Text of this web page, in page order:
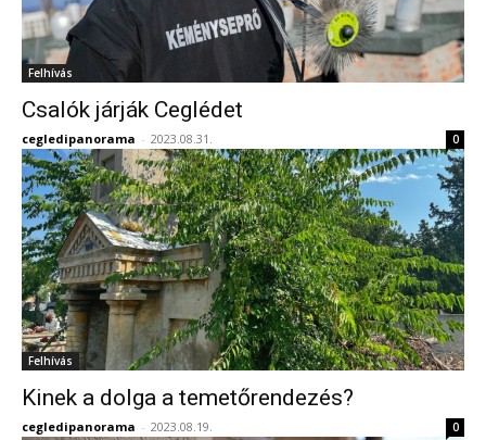
Felhívás
Csalók járják Ceglédet
cegledipanorama - 2023.08.31. 0
Felhívás
Kinek a dolga a temetőrendezés?
cegledipanorama - 2023.08.19. 0